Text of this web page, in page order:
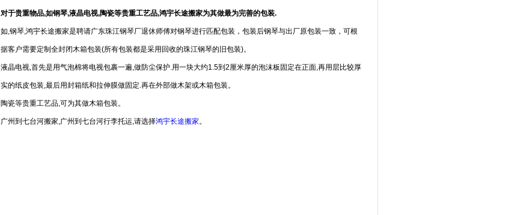
对于贵重物品,如钢琴,液晶电视,陶瓷等贵重工艺品,鸿宇长途搬家为其做最为完善的包装.
如,钢琴,鸿宇长途搬家是聘请广东珠江钢琴厂退休师傅对钢琴进行匹配包装，包装后钢琴与出厂原包装一致，可根
据客户需要定制全封闭木箱包装(所有包装都是采用回收的珠江钢琴的旧包装)。
液晶电视,首先是用气泡棉将电视包裹一遍,做防尘保护.用一块大约1.5到2厘米厚的泡沫板固定在正面,再用层比较厚
实的纸皮包装,最后用封箱纸和拉伸膜做固定.再在外部做木架或木箱包装。
陶瓷等贵重工艺品,可为其做木箱包装。
广州到七台河搬家,广州到七台河行李托运,请选择鸿宇长途搬家。